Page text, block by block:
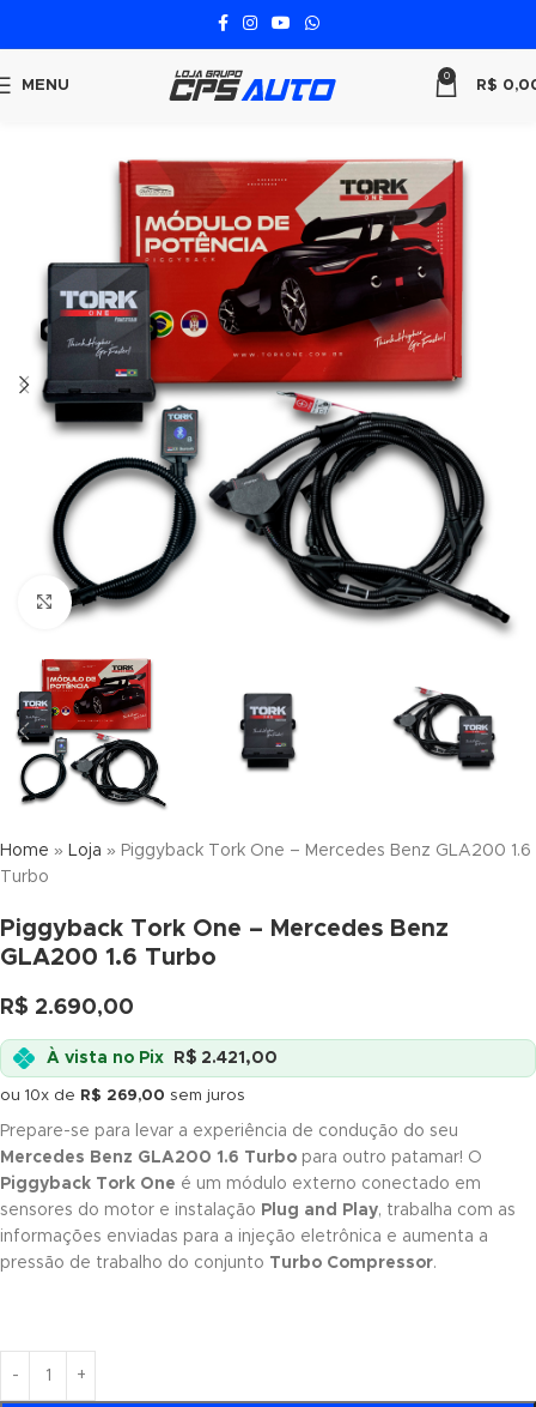
MENU
0
R$
Click to enlarge
Home » Loja » Piggyback Tork One – Mercedes Benz GLA200 1.6
Turbo
Piggyback Tork One – Mercedes Benz
GLA200 1.6 Turbo
R$ 2.690,00
À vista no Pix R$2.421,00
ou 10x de R$ 269,00 sem juros
Prepare-se para levar a experiência de condução do seu
Mercedes Benz GLA200 1.6 Turbo para outro patamar! O
Piggyback Tork One é um módulo externo conectado em
sensores do motor e instalação Plug and Play, trabalha com as
informações enviadas para a injeção eletrônica e aumenta a
pressão de trabalho do conjunto Turbo Compressor.